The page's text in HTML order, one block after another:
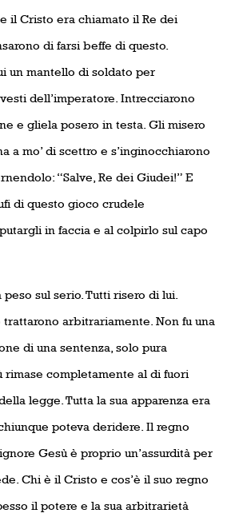
il Cristo era chiamato il Re dei
di farsi beffe di questo.
un mantello di soldato per
dell’imperatore. Intrecciarono
e gliela posero in testa. Gli misero
a mo’ di scettro e s’inginocchiarono
“Salve, Re dei Giudei!” E
di questo gioco crudele
in faccia e al colpirlo sul capo
sul serio. Tutti risero di lui.
arbitrariamente. Non fu una
di una sentenza, solo pura
rimase completamente al di fuori
legge. Tutta la sua apparenza era
poteva deridere. Il regno
Gesù è proprio un’assurdità per
Chi è il Cristo e cos’è il suo regno
il potere e la sua arbitrarietà